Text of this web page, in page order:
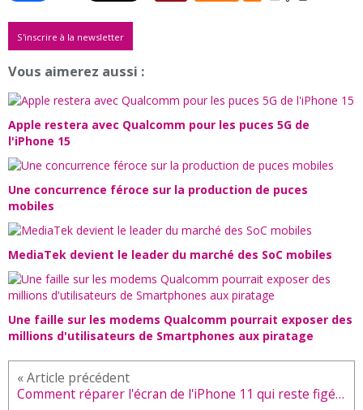
S'inscrire à la newsletter
Vous aimerez aussi :
Apple restera avec Qualcomm pour les puces 5G de
l'iPhone 15
Une concurrence féroce sur la production de puces
mobiles
MediaTek devient le leader du marché des SoC mobiles
Une faille sur les modems Qualcomm pourrait exposer des
millions d'utilisateurs de Smartphones aux piratage
Comment réparer l'écran de l'iPhone 11 qui reste figé après la mise à jour iOS 13.3